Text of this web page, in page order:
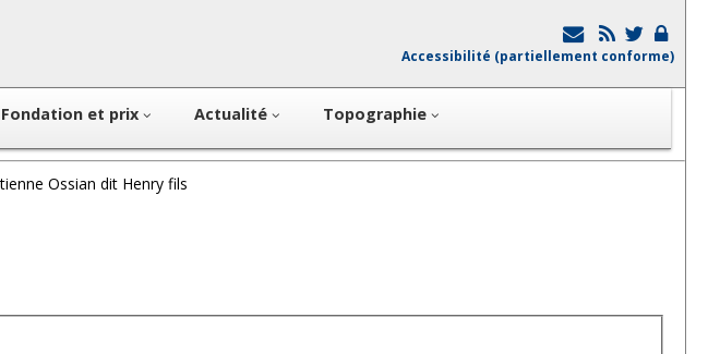
Accessibilité (partiellement conforme)
Fondation et prix Actualité Topographie
Ossian dit Henry fils